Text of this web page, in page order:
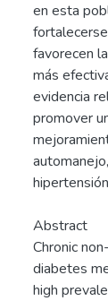
en esta
favorecen
más
evidencia
promover
Abstract
Chronic
diabetes
high